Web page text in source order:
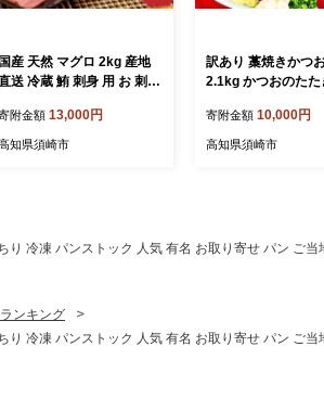
国産 天然 マグロ 2kg 産地
送 冷蔵 鮪 刺身 用 お 刺し
マグロ 海鮮丼 惣菜 おか
冷蔵マグロ ふるさと納税
附金額 13,000円
知県須崎市
訳あり 藁焼きかつ
2.1kg かつおのたた
冷凍 真空 小分け 個
つまみ おかず 惣菜
寄附金額 10,000円
高知県須崎市
冷凍 パンストック 人気 有名 お取り寄せ パン ご
ンキング
冷凍 パンストック 人気 有名 お取り寄せ パン ご